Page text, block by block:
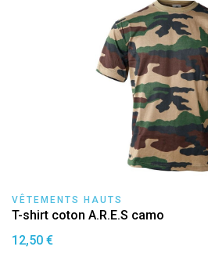
VÊTEMENTS HAUTS
T-shirt coton A.R.E.S camo
12,50 €